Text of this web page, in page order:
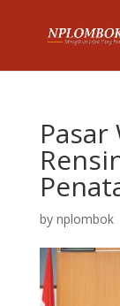
by nplombok